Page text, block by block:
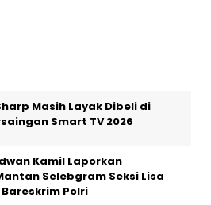
Masih Layak Dibeli di
Smart TV 2026
Kamil Laporkan
Selebgram Seksi Lisa
Polri